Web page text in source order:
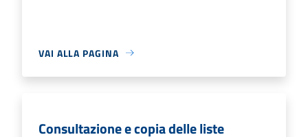
VAI ALLA PAGINA
Consultazione e copia delle liste